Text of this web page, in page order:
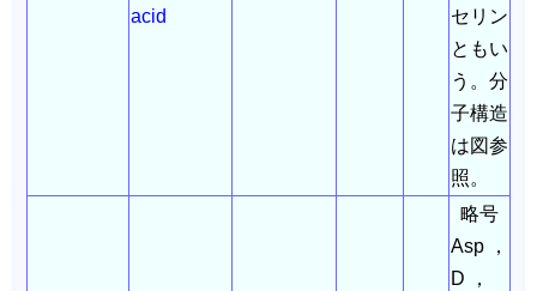
acid
セリン
ともい
う。分
子構造
は図参
照。
略号
Asp ，
D ，